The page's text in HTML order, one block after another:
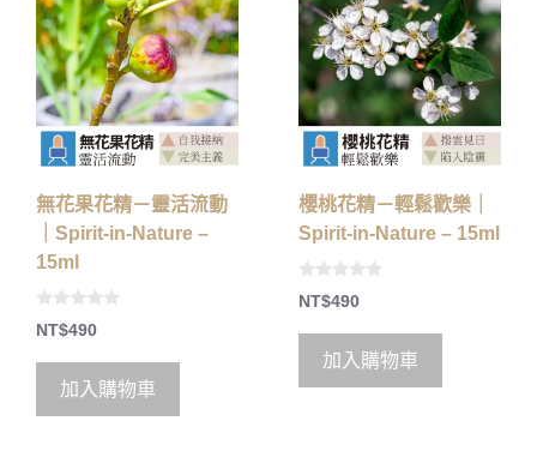
無花果花精－靈活流動
｜Spirit-in-Nature –
15ml
0
o
5
NT$490
加入購物車
櫻桃花精－輕鬆歡樂｜
Spirit-in-Nature – 15ml
0
o
5
NT$490
加入購物車